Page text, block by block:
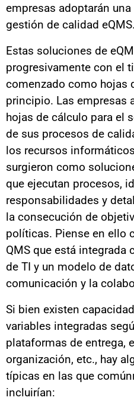
empresas adoptarán
gestión de calidad eQMS.
Estas soluciones de
progresivamente con el
comenzado como hojas
principio. Las empresas
hojas de cálculo para el
de sus procesos de
los recursos
surgieron como
que ejecutan procesos,
responsabilidades y
la consecución de
políticas. Piense en ello
QMS que está integrada
de TI y un modelo de
comunicación y la
Si bien existen
variables integradas
plataformas de entrega,
organización, etc., hay
típicas en las que
incluirían: